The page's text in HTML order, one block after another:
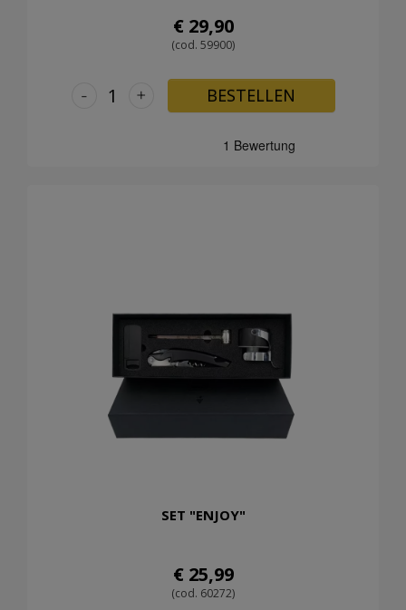
€ 29,90
(cod. 59900)
+
- BESTELLEN
SET "ENJOY"
€ 25,99
(cod. 60272)